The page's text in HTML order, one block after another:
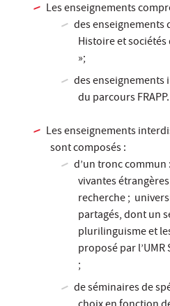
Les enseignements
des enseignements
Histoire et
»;
des
du parcours FRAPP.
Les enseignements
sont composés :
d’un tronc
vivantes
recherche ;
partagés, dont un
plurilinguisme et
proposé par l’UMR
;
de séminaires de